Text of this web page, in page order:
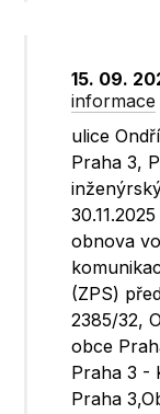
15. 09.
informace
ulice
Praha 3,
obnova
(ZPS)
2385/32,
obce
Praha 3 -
Praha